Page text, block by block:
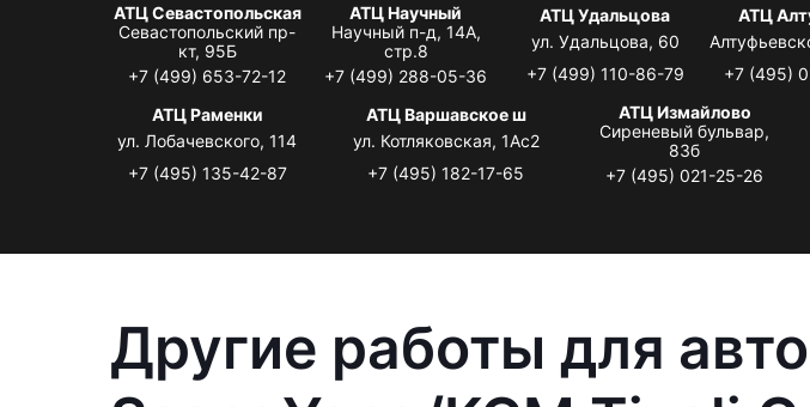
АТЦ Севастопольская
Севастопольский пр-
кт, 95Б
+7 (499) 653-72-12
АТЦ Научный
Научный п-д, 14А,
стр.8
+7 (499) 288-05-36
АТЦ Удальцова
ул. Удальцова, 60
+7 (499) 110-86-79
АТЦ
+7 (495)
АТЦ Раменки
ул. Лобачевского, 114
+7 (495) 135-42-87
АТЦ Варшавское ш
ул. Котляковская, 1Ас2
+7 (495) 182-17-65
АТЦ Измайлово
Сиреневый бульвар,
83б
+7 (495) 021-25-26
Другие работы для